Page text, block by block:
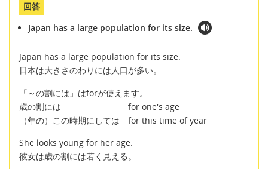
回答
Japan has a large population for its size.
Japan has a large population for its size.
日本は大きさのわりには人口が多い。
「～の割には」はforが使えます。
歳の割には for one's age
（年の）この時期にしては for this time of year
She looks young for her age.
彼女は歳の割には若く見える。